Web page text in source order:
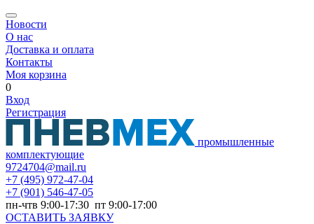
Новости
О нас
Доставка и оплата
Контакты
Моя корзина
0
Вход
Регистрация
промышленные
комплектующие
9724704@mail.ru
+7 (495) 972-47-04
+7 (901) 546-47-05
пн-чтв 9:00-17:30 пт 9:00-17:00
ОСТАВИТЬ ЗАЯВКУ